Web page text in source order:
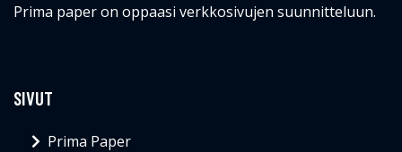
Prima paper on oppaasi verkkosivujen suunnitteluun.
SIVUT
Prima Paper